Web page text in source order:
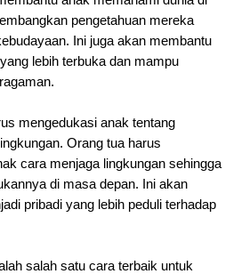
pengetahuan mereka
Ini juga akan membantu
lebih terbuka dan mampu
mengedukasi anak tentang
Orang tua harus
cara menjaga lingkungan sehingga
di masa depan. Ini akan
pribadi yang lebih peduli terhadap
salah satu cara terbaik untuk